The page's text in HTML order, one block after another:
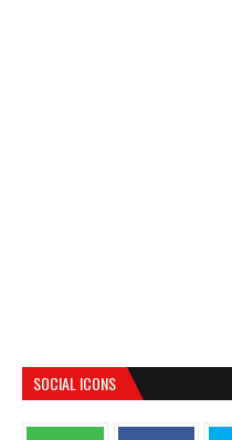
SOCIAL ICONS